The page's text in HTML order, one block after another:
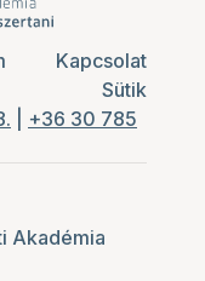
Kapcsolat
Sütik
+36 30 785
Akadémia